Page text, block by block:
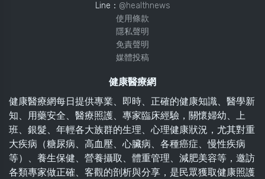
Line： @healthnews
使用條款
隱私聲明
免責聲明
媒體投稿
健康醫療網
健康醫療網每日提供專業、即時、正確的健康知識、醫學新
知、用藥安全、醫療照護、專家臨床經驗，關懷婦幼、上
班、銀髮、年輕各大族群的生理、心理健康狀況，尤其對重
大疾病（糖尿病、高血壓、心臟病、各種癌症、慢性疾病
等）、養生保健、營養攝取、體重管理、減肥美容等，邀訪
各類專家做正確、客觀的剖析與分享，是民眾獲取健康照護